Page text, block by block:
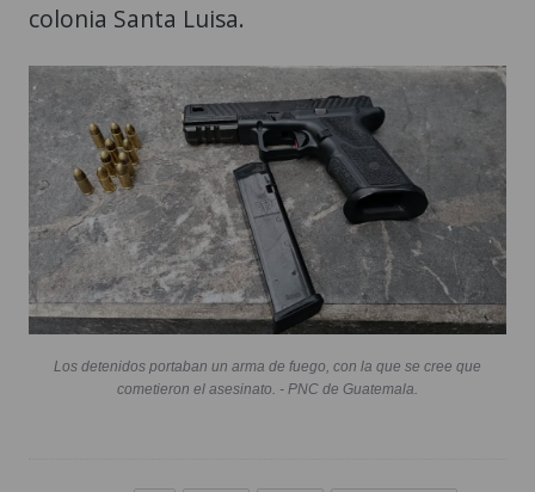
colonia Santa Luisa.
Los detenidos portaban un arma de fuego, con la que se cree que
cometieron el asesinato. - PNC de Guatemala.